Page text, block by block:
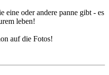
eine oder andere panne gibt - es
leben!
auf die Fotos!